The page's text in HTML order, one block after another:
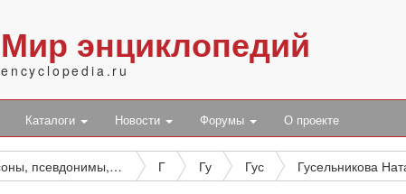
Мир энциклопедий
encyclopedia.ru
Каталоги Новости Форумы О проекте
Персоны, псевдонимы, персонажи и боты Г Гу Гус